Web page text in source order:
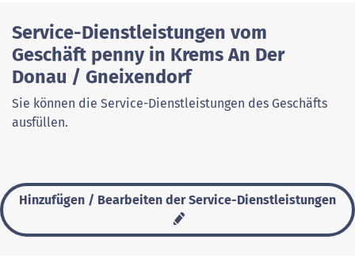
Service-Dienstleistungen vom
Geschäft penny in Krems An Der
Donau / Gneixendorf
Sie können die Service-Dienstleistungen des Geschäfts
ausfüllen.
Hinzufügen / Bearbeiten der Service-Dienstleistungen